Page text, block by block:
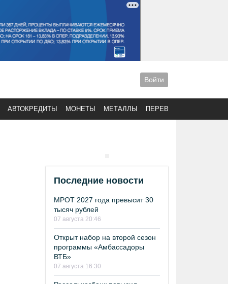
Войти
АВТОКРЕДИТЫ МОНЕТЫ МЕТАЛЛЫ ПЕРЕВОДЫ
Последние новости
МРОТ 2027 года превысит 30
тысяч рублей
07 августа 20:46
Открыт набор на второй сезон
программы «Амбассадоры
ВТБ»
07 августа 16:30